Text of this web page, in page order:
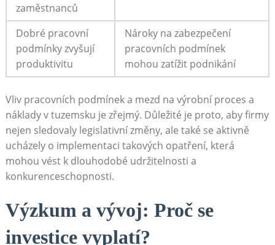
zaměstnanců
Dobré pracovní
podmínky zvyšují ​
produktivitu
Nároky na zabezpečení
⁣pracovních‌ podmínek
mohou zatížit podnikání
Vliv pracovních podmínek a ‌mezd ⁢na výrobní ‍proces a
náklady v tuzemsku je zřejmý. Důležité je proto, aby firmy
nejen sledovaly legislativní změny,‌ ale také se aktivně
‍ucházely ⁣o implementaci takových opatření, která
mohou vést k ⁤dlouhodobé udržitelnosti a
konkurenceschopnosti.
Výzkum a ​vývoj: Proč ‌se
investice ‌vyplatí?